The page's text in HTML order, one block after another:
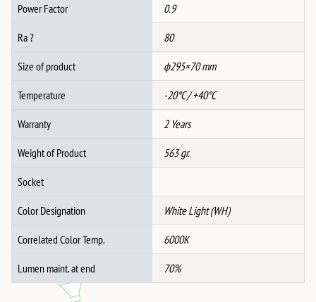
Power Factor 0.9
Ra ? 80
Size of product ф295×70 mm
Temperature -20°C / +40°C
Warranty 2 Years
Weight of Product 563 gr.
Socket
Color Designation White Light (WH)
Correlated Color Temp. 6000K
Lumen maint. at end 70%